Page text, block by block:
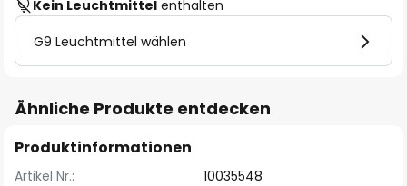
Kein Leuchtmittel enthalten
G9 Leuchtmittel wählen
Ähnliche Produkte entdecken
Produktinformationen
Artikel Nr.: 10035548